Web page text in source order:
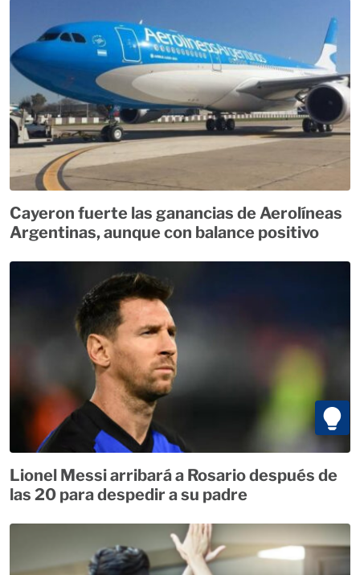
Cayeron fuerte las ganancias de Aerolíneas
Argentinas, aunque con balance positivo
Lionel Messi arribará a Rosario después de
las 20 para despedir a su padre